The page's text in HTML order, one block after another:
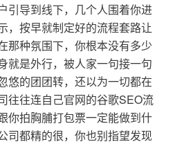
引导到线下，几个人围着你进
，按早就制定好的流程套路让
那种氛围下，你根本没有多少
就是外行，被人家一句接一句
悠的团团转，还以为一切都在
往往连自己官网的谷歌SEO流
你拍胸脯打包票一定能做到什
司都精的很，你也别指望发现